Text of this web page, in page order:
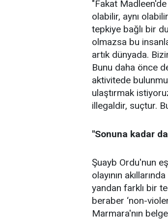
"Fakat
olabilir, aynı
tepkiye bağlı bir
olmazsa bu
artık dünyada.
Bunu daha önce
aktivitede
ulaştırmak
illegaldir, suçtur.
"Sonuna kadar
Şuayb Ordu'nun
olayının
yandan farklı bir
beraber ‘non-
Marmara'nın